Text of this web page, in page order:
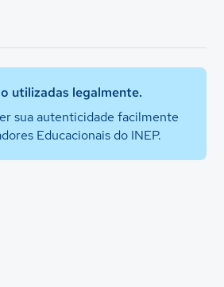
utilizadas legalmente.
sua autenticidade facilmente
Educacionais do INEP.